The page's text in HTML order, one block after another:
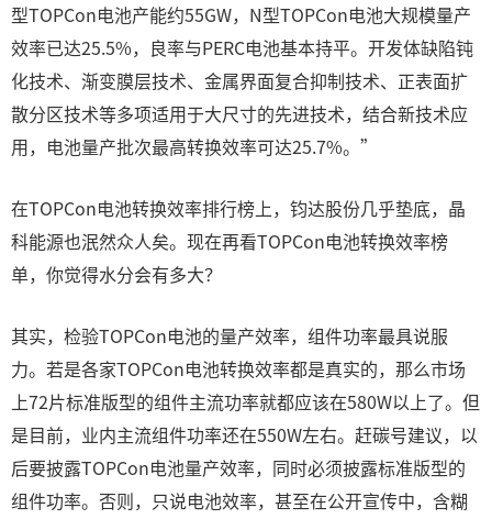
型TOPCon电池产能约55GW，N型TOPCon电池大规模量产
效率已达25.5%，良率与PERC电池基本持平。开发体缺陷钝
化技术、渐变膜层技术、金属界面复合抑制技术、正表面扩
散分区技术等多项适用于大尺寸的先进技术，结合新技术应
用，电池量产批次最高转换效率可达25.7%。”
在TOPCon电池转换效率排行榜上，钧达股份几乎垫底，晶
科能源也泯然众人矣。现在再看TOPCon电池转换效率榜
单，你觉得水分会有多大？
其实，检验TOPCon电池的量产效率，组件功率最具说服
力。若是各家TOPCon电池转换效率都是真实的，那么市场
上72片标准版型的组件主流功率就都应该在580W以上了。但
是目前，业内主流组件功率还在550W左右。赶碳号建议，以
后要披露TOPCon电池量产效率，同时必须披露标准版型的
组件功率。否则，只说电池效率，甚至在公开宣传中，含糊